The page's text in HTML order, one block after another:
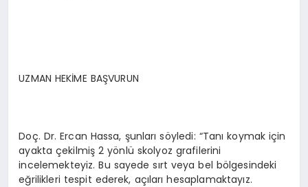
UZMAN HEKİME BAŞVURUN
Doç. Dr. Ercan Hassa, şunları söyledi: “Tanı koymak için
ayakta çekilmiş 2 yönlü skolyoz grafilerini
incelemekteyiz. Bu sayede sırt veya bel bölgesindeki
eğrilikleri tespit ederek, açıları hesaplamaktayız.